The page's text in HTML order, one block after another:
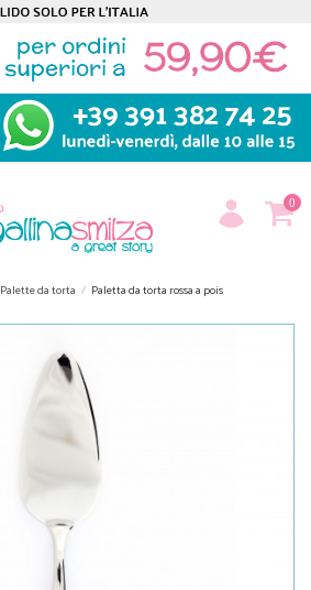
0
Palette da torta Paletta da torta rossa a pois